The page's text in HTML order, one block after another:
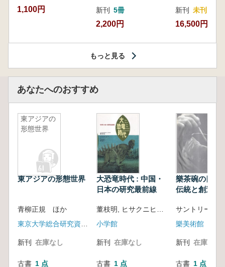
1,100円 新刊 5冊
2,200円
新刊 未刊
16,500円
もっと見る
あなたへのおすすめ
東アジアの
形態世界
東アジアの形態世界
青柳正規 ほか
新刊 在庫なし
古書 1 点
大恐竜時代 : 中国・
日本の研究最前線
小学館
新刊 在庫なし
古書 1 点
樂茶碗の四〇
伝統と創造
サントリー美
樂美術館
新刊 在庫なし
古書 1 点